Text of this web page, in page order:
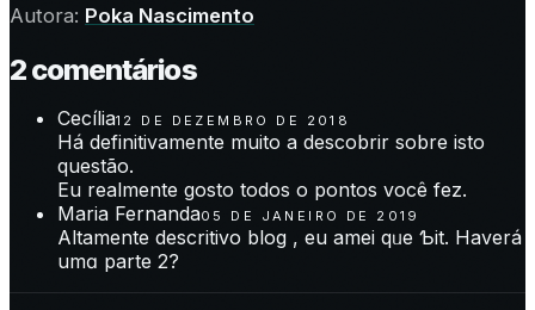
Autora: Poka Nascimento
2comentários
Cecília12 DE DEZEMBRO DE 2018
Há definitivamente muito a descobrir sobre isto
questão.
Eu realmente gosto todos o pontos você fez.
Maria Fernanda05 DE JANEIRO DE 2019
Altamente descritivo blog , еu amei qᥙe Ƅit. Haverá
umɑ рarte 2?